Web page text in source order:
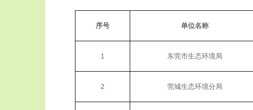
序号 单位名称
1 东莞市生态环境局
2 莞城生态环境分局